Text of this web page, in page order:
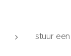
stuur